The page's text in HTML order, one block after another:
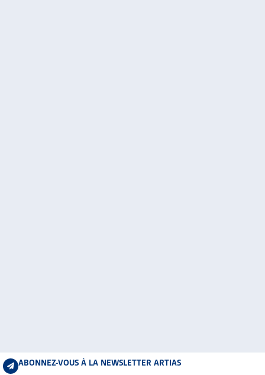
ABONNEZ-VOUS À LA NEWSLETTER ARTIAS